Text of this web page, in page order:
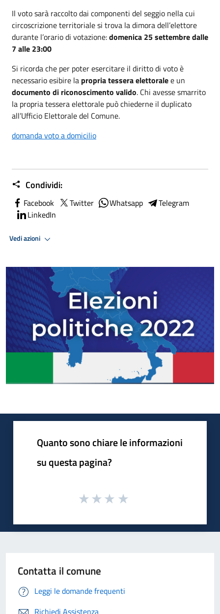
Il voto sarà raccolto dai componenti del seggio nella cui
circoscrizione territoriale si trova la dimora dell’elettore
durante l’orario di votazione:domenica 25 settembre dalle
7 alle 23:00
Si ricorda che per poter esercitare il diritto di voto è
necessario esibire la propria tessera elettoralee un
documento di riconoscimento valido. Chi avesse smarrito
la propria tessera elettorale può chiederne il duplicato
all’Ufficio Elettorale del Comune.
domanda voto a domicilio
Condividi:
Facebook Twitter Whatsapp
Telegram
LinkedIn
Vedi azioni
Quanto sono chiare le informazioni
su questa pagina?
Contatta il comune
Leggi le domande frequenti
Richiedi Assistenza